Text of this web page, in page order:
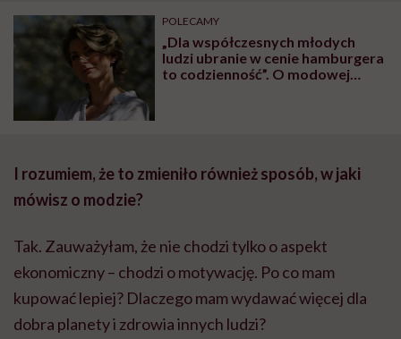
POLECAMY
„Dla współczesnych młodych
ludzi ubranie w cenie hamburgera
to codzienność”. O modowej
I rozumiem, że to zmieniło również sposób, w jaki
mówisz o modzie?
Tak. Zauważyłam, że nie chodzi tylko o aspekt
ekonomiczny – chodzi o motywację. Po co mam
kupować lepiej? Dlaczego mam wydawać więcej dla
dobra planety i zdrowia innych ludzi?